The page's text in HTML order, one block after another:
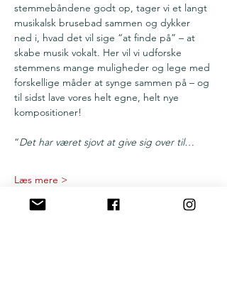
stemmebåndene godt op, tager vi et langt
musikalsk brusebad sammen og dykker
ned i, hvad det vil sige “at finde på” – at
skabe musik vokalt. Her vil vi udforske
stemmens mange muligheder og lege med
forskellige måder at synge sammen på – og
til sidst lave vores helt egne, helt nye
kompositioner!
“Det har været sjovt at give sig over til…
Læs mere >